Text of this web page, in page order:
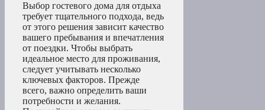
Выбор гостевого дома для отдыха
требует тщательного подхода, ведь
от этого решения зависит качество
вашего пребывания и впечатления
от поездки. Чтобы выбрать
идеальное место для проживания,
следует учитывать несколько
ключевых факторов. Прежде
всего, важно определить ваши
потребности и желания.